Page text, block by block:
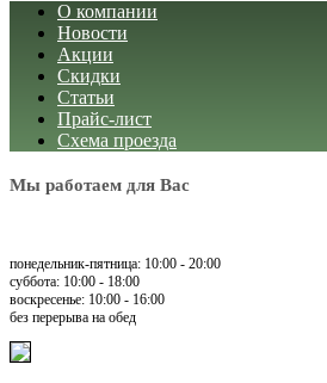
О компании
Новости
Акции
Скидки
Статьи
Прайс-лист
Схема проезда
Мы работаем для Вас
понедельник-пятница: 10:00 - 20:00
суббота: 10:00 - 18:00
воскресенье: 10:00 - 16:00
без перерыва на обед